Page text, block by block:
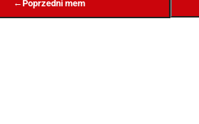
←Poprzedni mem